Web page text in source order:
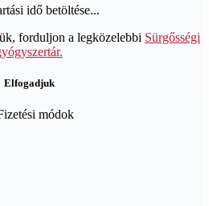
idő betöltése...
forduljon a legközelebbi Sürgősségi
Elfogadjuk